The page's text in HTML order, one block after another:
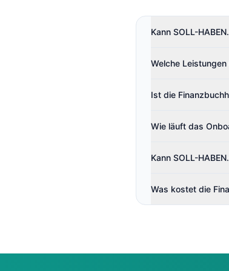
Kann SOLL-
Welche
Ist die
Wie läuft das
Kann SOLL-
Was kostet die